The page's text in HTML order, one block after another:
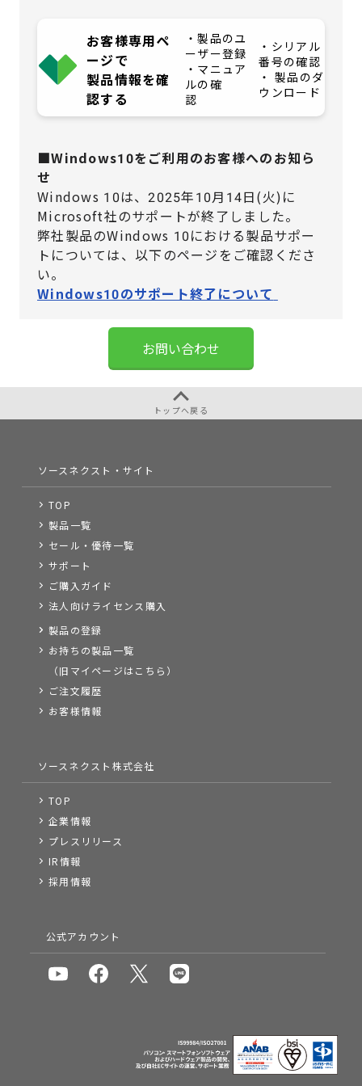
お客様専用ペ
ージで
製品情報を確
認する
・製品のユ
ーザー登録
・マニュア
ルの確
認
・シリアル
番号の確認
・ 製品のダ
ウンロード
■Windows10をご利用のお客様へのお知ら
せ
Windows 10は、2025年10月14日(火)に
Microsoft社のサポートが終了しました。
弊社製品のWindows 10における製品サポー
トについては、 以下のページをご確認くださ
い。
Windows10のサポート終了について
お問い合わせ
トップへ戻る
ソースネクスト・サイト
TOP
製品一覧
セール・優待一覧
サポート
ご購入ガイド
法人向けライセンス購入
製品の登録
お持ちの製品一覧
（旧マイページはこちら）
ご注文履歴
お客様情報
ソースネクスト株式会社
TOP
企業情報
プレスリリース
IR情報
採用情報
公式アカウント